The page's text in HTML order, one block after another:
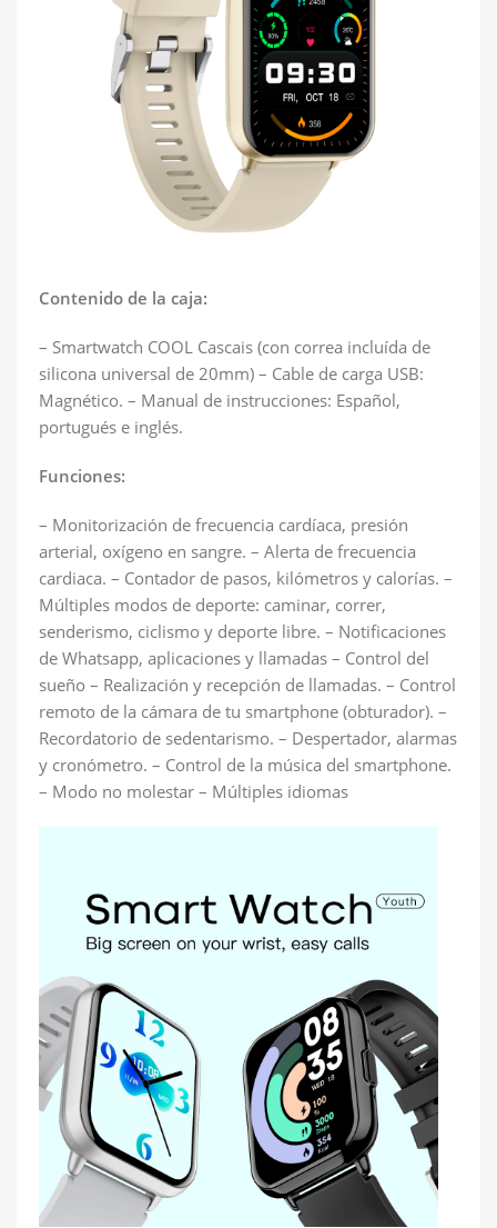
Contenido de la caja:
– Smartwatch COOL Cascais (con correa incluída de
silicona universal de 20mm) – Cable de carga USB:
Magnético. – Manual de instrucciones: Español,
portugués e inglés.
Funciones:
– Monitorización de frecuencia cardíaca, presión
arterial, oxígeno en sangre. – Alerta de frecuencia
cardiaca. – Contador de pasos, kilómetros y calorías. –
Múltiples modos de deporte: caminar, correr,
senderismo, ciclismo y deporte libre. – Notificaciones
de Whatsapp, aplicaciones y llamadas – Control del
sueño – Realización y recepción de llamadas. – Control
remoto de la cámara de tu smartphone (obturador). –
Recordatorio de sedentarismo. – Despertador, alarmas
y cronómetro. – Control de la música del smartphone.
– Modo no molestar – Múltiples idiomas